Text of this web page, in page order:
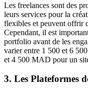
Les freelances sont des
leurs services pour la
flexibles et peuvent offrir
Cependant, il est
portfolio avant de les
varier entre 1 500 et 6
et 4 500 MAD pour un
3. Les Plateformes